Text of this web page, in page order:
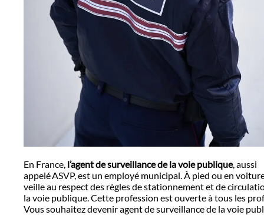
En France, l’agent de surveillance de la voie publique, aussi
appelé ASVP, est un employé municipal. À pied ou en
veille au respect des règles de stationnement et de
la voie publique. Cette profession est ouverte à tous les
Vous souhaitez devenir agent de surveillance de la voie